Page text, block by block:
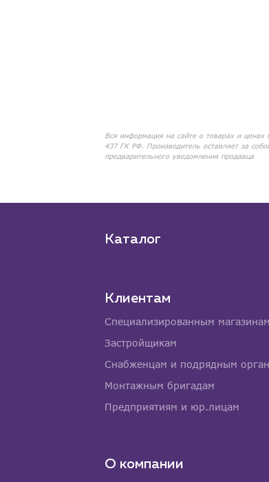
Вся информация на сайте о товарах и ценах
437 ГК РФ. Производитель оставляет за
предварительного уведомления продавца
Каталог
Клиентам
Специализированным магазинам
Застройщикам
Снабженцам и подрядным
Монтажным бригадам
Предприятиям и юр.лицам
О компании